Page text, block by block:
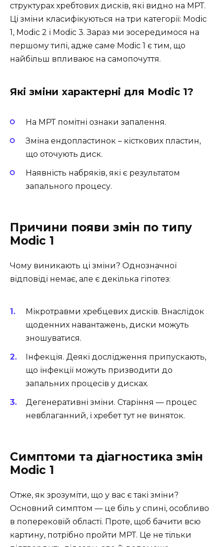
структурах хребтових дисків, які видно на МРТ.
Ці зміни класифікуються на три категорії: Modic
1, Modic 2 і Modic 3. Зараз ми зосередимося на
першому типі, адже саме Modic 1 є тим, що
найбільш впливаює на самопочуття.
Які зміни характерні для Modic 1?
На МРТ помітні ознаки запалення.
Зміна ендопластинок – кісткових пластин,
що оточують диск.
Наявність набряків, які є результатом
запального процесу.
Причини появи змін по типу
Modic 1
Чому виникають ці зміни? Однозначної
відповіді немає, але є декілька гіпотез:
Мікротравми хребцевих дисків. Внаслідок
щоденних навантажень, диски можуть
зношуватися.
Інфекція. Деякі дослідження припускають,
що інфекції можуть призводити до
запальних процесів у дисках.
Дегенеративні зміни. Старіння — процес
невблаганний, і хребет тут не виняток.
Симптоми та діагностика змін
Modic 1
Отже, як зрозуміти, що у вас є такі зміни?
Основний симптом — це біль у спині, особливо
в поперековій області. Проте, щоб бачити всю
картину, потрібно пройти МРТ. Це не тільки